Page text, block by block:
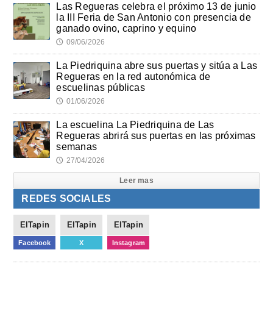
Las Regueras celebra el próximo 13 de junio
la III Feria de San Antonio con presencia de
ganado ovino, caprino y equino
🕔 09/06/2026
La Piedriquina abre sus puertas y sitúa a Las
Regueras en la red autonómica de
escuelinas públicas
🕔 01/06/2026
La escuelina La Piedriquina de Las
Regueras abrirá sus puertas en las próximas
semanas
🕔 27/04/2026
Leer mas
REDES SOCIALES
ElTapin
Facebook
ElTapin
X
ElTapin
Instagram